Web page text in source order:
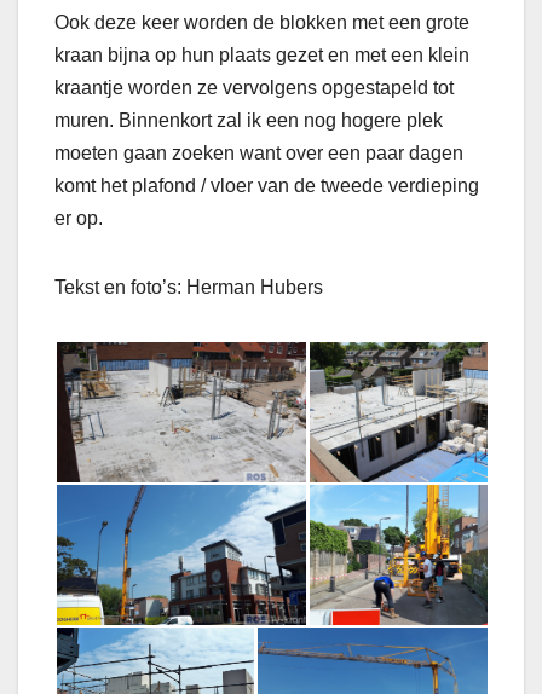
Ook deze keer worden de blokken met een grote
kraan bijna op hun plaats gezet en met een klein
kraantje worden ze vervolgens opgestapeld tot
muren. Binnenkort zal ik een nog hogere plek
moeten gaan zoeken want over een paar dagen
komt het plafond / vloer van de tweede verdieping
er op.
Tekst en foto’s: Herman Hubers